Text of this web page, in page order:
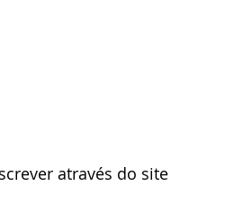
através do site